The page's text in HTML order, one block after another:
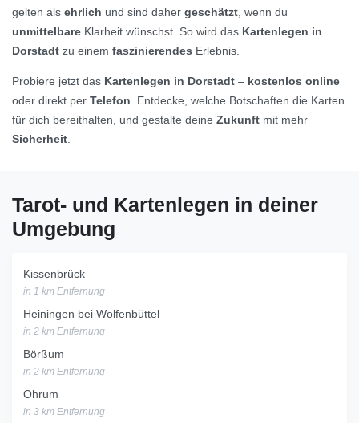
gelten als ehrlich und sind daher geschätzt , wenn du
unmittelbare Klarheit wünschst. So wird das Kartenlegen in
Dorstadt zu einem faszinierendes Erlebnis.
Probiere jetzt das Kartenlegen in Dorstadt – kostenlos online
oder direkt per Telefon . Entdecke, welche Botschaften die Karten
für dich bereithalten, und gestalte deine Zukunft mit mehr
Sicherheit
Tarot- und Kartenlegen in deiner
Umgebung
Kissenbrück
in 1 km Entfernung
Heiningen bei Wolfenbüttel
in 2 km Entfernung
Börßum
in 2 km Entfernung
Ohrum
in 3 km Entfernung